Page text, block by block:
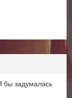
бы задумалась